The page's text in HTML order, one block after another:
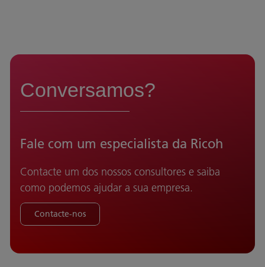
Conversamos?
Fale com um especialista da Ricoh
Contacte um dos nossos consultores e saiba
como podemos ajudar a sua empresa.
Contacte-nos